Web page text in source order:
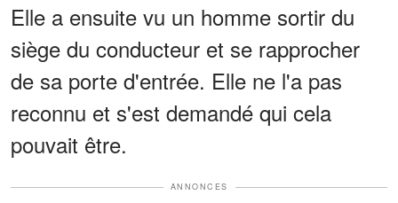
Elle a ensuite vu un homme sortir du
siège du conducteur et se rapprocher
de sa porte d'entrée. Elle ne l'a pas
reconnu et s'est demandé qui cela
pouvait être.
ANNONCES